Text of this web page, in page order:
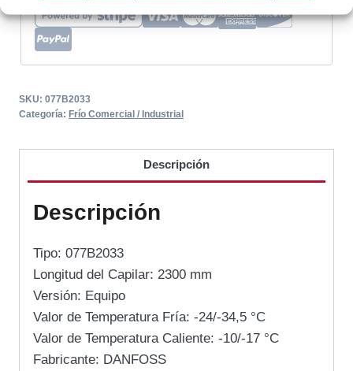
SKU: 077B2033
Categoría: Frío Comercial / Industrial
Descripción
Descripción
Tipo: 077B2033
Longitud del Capilar: 2300 mm
Versión: Equipo
Valor de Temperatura Fría: -24/-34,5 °C
Valor de Temperatura Caliente: -10/-17 °C
Fabricante: DANFOSS